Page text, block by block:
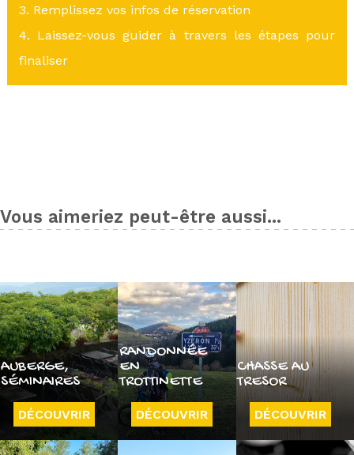
3. Remplissez vos infos de réservation
4. Laissez-vous guider à travers les étapes pour
finaliser
Vous aimeriez peut-être aussi...
AUBERGE,
SÉMINAIRES
DÉCOUVRIR
RANDONNÉE
EN
TROTTINETTE
DÉCOUVRIR
CHASSE AU
TRESOR
DÉCOUVRIR